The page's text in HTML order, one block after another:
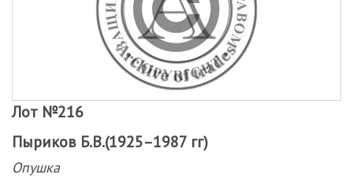
Лот №216
Пыриков Б.В.(1925–1987 гг)
Опушка